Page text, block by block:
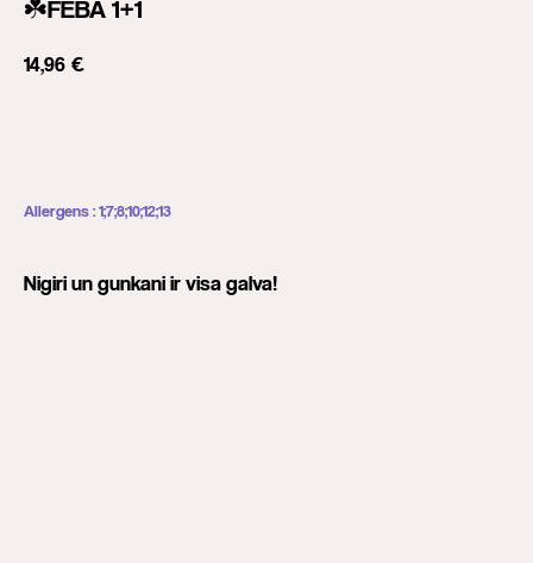
☘️FEBA 1+1
14,96 €
Allergens : 1;7;8;10;12;13
Nigiri un gunkani ir visa galva!